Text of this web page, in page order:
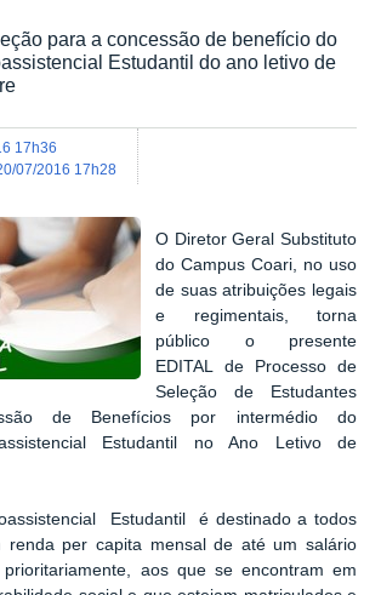
para a concessão de benefício do
Estudantil do ano letivo de
17h36
07/2016 17h28
O Diretor Geral Substituto
do Campus Coari, no uso
de suas atribuições legais
e regimentais, torna
público o presente
EDITAL de Processo de
Seleção de Estudantes
de Benefícios por intermédio do
Estudantil no Ano Letivo de
Estudantil é destinado a todos
renda per capita mensal de até um salário
aos que se encontram em